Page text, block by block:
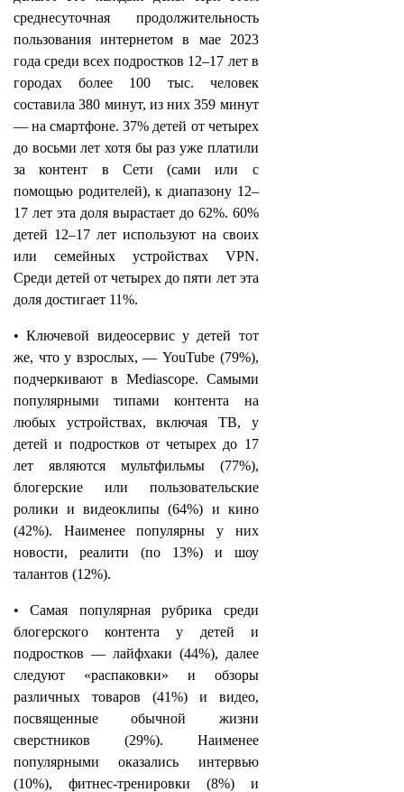
cреднесуточная продолжительность
пользования интернетом в мае 2023
года среди всех подростков 12–17 лет в
городах более 100 тыс. человек
составила 380 минут, из них 359 минут
— на смартфоне. 37% детей от четырех
до восьми лет хотя бы раз уже платили
за контент в Сети (сами или с
помощью родителей), к диапазону 12–
17 лет эта доля вырастает до 62%. 60%
детей 12–17 лет используют на своих
или семейных устройствах VPN.
Среди детей от четырех до пяти лет эта
доля достигает 11%.
• Ключевой видеосервис у детей тот
же, что у взрослых, — YouTube (79%),
подчеркивают в Mediascope. Самыми
популярными типами контента на
любых устройствах, включая ТВ, у
детей и подростков от четырех до 17
лет являются мультфильмы (77%),
блогерские или пользовательские
ролики и видеоклипы (64%) и кино
(42%). Наименее популярны у них
новости, реалити (по 13%) и шоу
талантов (12%).
• Самая популярная рубрика среди
блогерского контента у детей и
подростков — лайфхаки (44%), далее
следуют «распаковки» и обзоры
различных товаров (41%) и видео,
посвященные обычной жизни
сверстников (29%). Наименее
популярными оказались интервью
(10%), фитнес-тренировки (8%) и